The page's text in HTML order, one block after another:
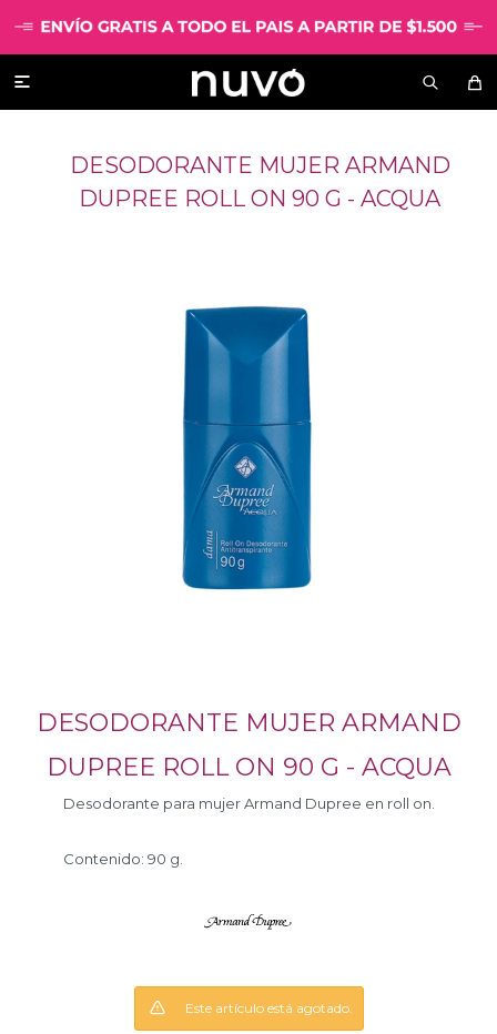

DESODORANTE MUJER ARMAND
DUPREE ROLL ON 90 G - ACQUA
DESODORANTE MUJER ARMAND
DUPREE ROLL ON 90 G - ACQUA
Desodorante para mujer Armand Dupree en roll on.
Contenido: 90 g.
Este artículo está agotado.